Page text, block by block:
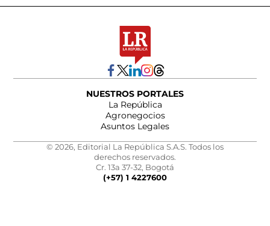
NUESTROS PORTALES
La República
Agronegocios
Asuntos Legales
© 2026, Editorial La República S.A.S. Todos los
derechos reservados.
Cr. 13a 37-32, Bogotá
(+57) 1 4227600